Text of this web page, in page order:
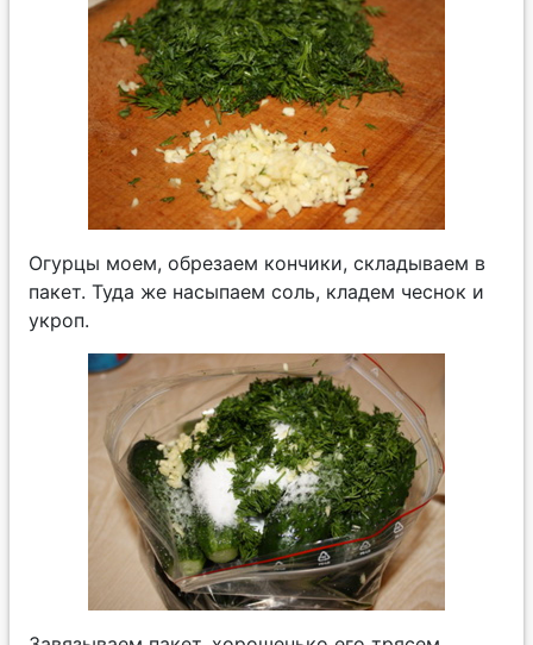
Огурцы моем, обрезаем кончики, складываем в
пакет. Туда же насыпаем соль, кладем чеснок и
укроп.